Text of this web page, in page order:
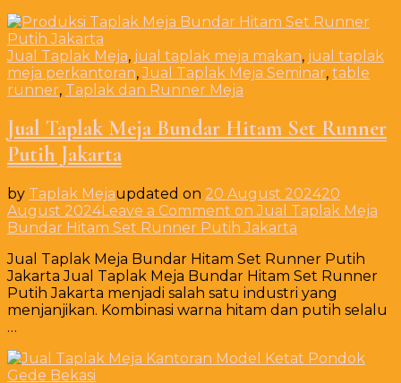
Jual Taplak Meja, jual taplak meja makan, jual taplak
meja perkantoran,Jual Taplak Meja Seminar, table
runner, Taplak dan Runner Meja
Jual Taplak Meja Bundar Hitam Set Runner
Putih Jakarta
by Taplak Mejaupdated on 20 August 202420
August 2024Leave a Comment on Jual Taplak Meja
Bundar Hitam Set Runner Putih Jakarta
Jual Taplak Meja Bundar Hitam Set Runner Putih
Jakarta Jual Taplak Meja Bundar Hitam Set Runner
Putih Jakarta menjadi salah satu industri yang
menjanjikan. Kombinasi warna hitam dan putih selalu
…